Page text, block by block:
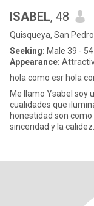
ISABEL, 48
Quisqueya, San
Seeking: Male 39 - 54
Appearance:
hola como esr hola
Me llamo Ysabel soy una mujer llena de
cualidades que
honestidad son
sinceridad y la